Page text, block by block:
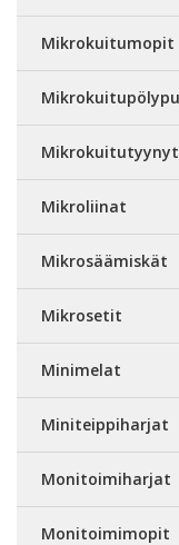
Mikrokuitumopit
Mikrokuitutyynyt
Mikroliinat
Mikrosäämiskät
Mikrosetit
Minimelat
Miniteippiharjat
Monitoimiharjat
Monitoimimopit